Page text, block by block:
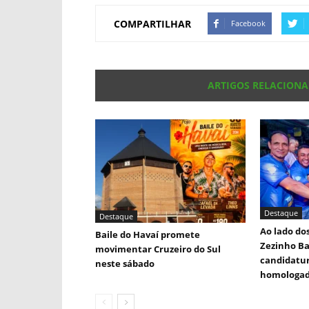
COMPARTILHAR Facebook
ARTIGOS
Destaque
Baile do Havaí promete
movimentar Cruzeiro do Sul
neste sábado
Destaque
Ao lado
Zezinho